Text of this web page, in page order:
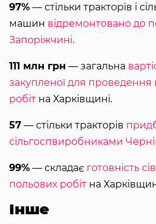
97% — стільки тракторів і
машин відремонтовано до
Запоріжчині.
111 млн грн ― загальна
закупленої для
робіт на Харківщині.
57 ― стільки тракторів
сільгоспвиробниками
99% ― складає готовність
польових робіт на
Інше